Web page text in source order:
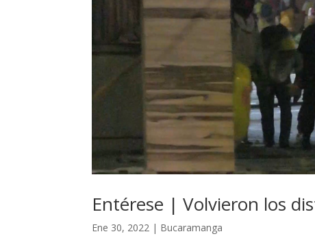
Entérese | Volvieron los
Ene 30, 2022 | Bucaramanga